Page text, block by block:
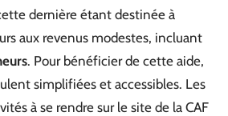
dernière étant destinée à
aux revenus modestes, incluant
. Pour bénéficier de cette aide,
simplifiées et accessibles. Les
à se rendre sur le site de la CAF